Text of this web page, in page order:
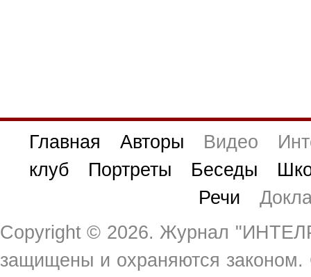
Главная Авторы Видео
клуб
Портреты Беседы
Речи
Copyright © 2026. Журнал
защищены и охраняются